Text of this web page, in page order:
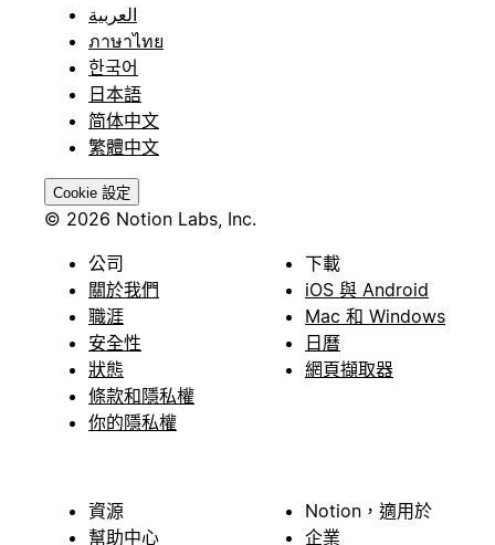
العربية
ภาษาไทย
한국어
日本語
简体中文
繁體中文
Cookie 設定
© 2026 Notion Labs, Inc.
公司
關於我們
職涯
安全性
狀態
條款和隱私權
你的隱私權
下載
iOS 與 Android
Mac 和 Windows
日曆
網頁擷取器
資源
幫助中心
Notion，適用於
企業